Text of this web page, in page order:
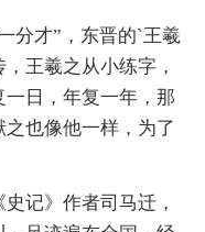
才”，东晋的`王羲
王羲之从小练字，
日，年复一年，那
也像他一样，为了
记》作者司马迁，